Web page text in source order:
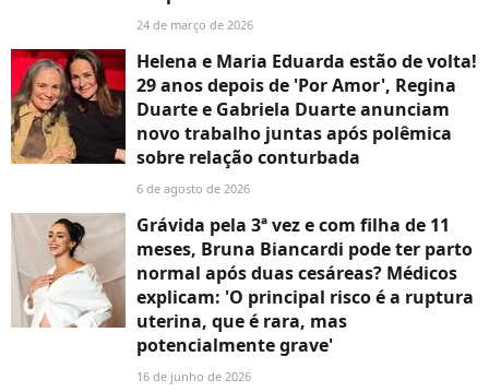
24 de março de 2026
Helena e Maria Eduarda estão de volta!
29 anos depois de 'Por Amor', Regina
Duarte e Gabriela Duarte anunciam
novo trabalho juntas após polêmica
sobre relação conturbada
6 de agosto de 2026
Grávida pela 3ª vez e com filha de 11
meses, Bruna Biancardi pode ter parto
normal após duas cesáreas? Médicos
explicam: 'O principal risco é a ruptura
uterina, que é rara, mas
potencialmente grave'
16 de junho de 2026